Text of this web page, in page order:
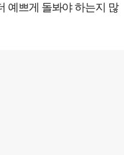
예쁘게 돌봐야 하는지 많